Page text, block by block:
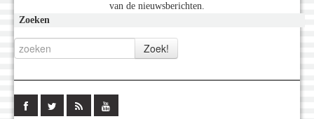
van de nieuwsberichten.
Zoeken